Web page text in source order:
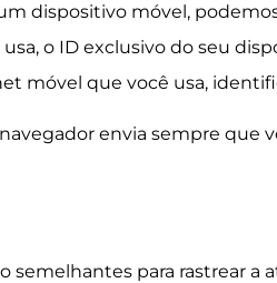
dispositivo móvel,
o ID exclusivo do seu
móvel que você usa,
envia sempre que
para rastrear